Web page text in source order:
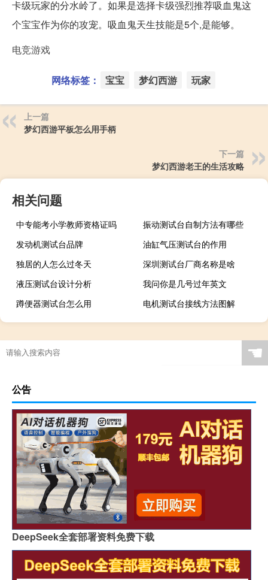
卡级玩家的分水岭了。如果是选择卡级强烈推荐吸血鬼这
个宝宝作为你的攻宠。吸血鬼天生技能是5个,是能够。
电竞游戏
网络标签： 宝宝 梦幻西游 玩家
上一篇
梦幻西游平板怎么用手柄
下一篇
梦幻西游老王的生活攻略
相关问题
中专能考小学教师资格证吗
振动测试台自制方法有哪些
发动机测试台品牌
油缸气压测试台的作用
独居的人怎么过冬天
深圳测试台厂商名称是啥
液压测试台设计分析
我问你是几号过年英文
蹲便器测试台怎么用
电机测试台接线方法图解
☚
公告
DeepSeek全套部署资料免费下载